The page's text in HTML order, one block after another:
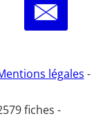
légales -
fiches -